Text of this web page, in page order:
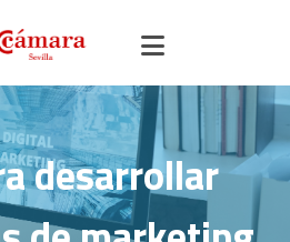
y otros
desarrollar